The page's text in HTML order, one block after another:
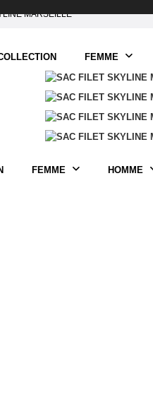
FEMME
FEMME HOMME
MARSEILLE